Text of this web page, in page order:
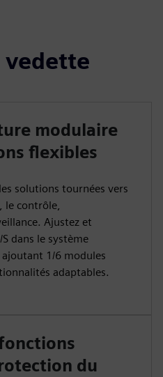
vedette
modulaire
flexibles
solutions tournées vers
le contrôle,
Ajustez et
dans le système
ajoutant 1/6 modules
adaptables.
du